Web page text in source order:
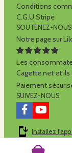
Conditions
C.G.U Stripe
SOUTENEZ-NOUS
Notre page sur
Les
Cagette.net et ils
Paiement
SUIVEZ-NOUS
Installez
Cagette.net est